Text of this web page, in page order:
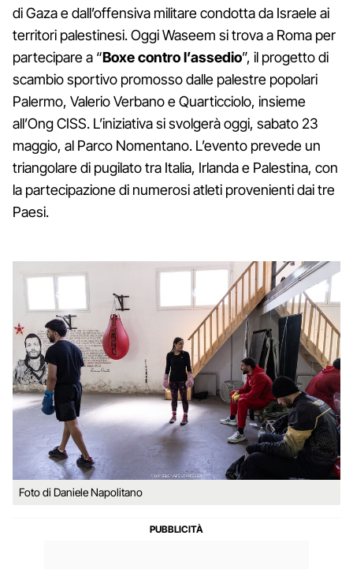
di Gaza e dall’offensiva militare condotta da Israele ai
territori palestinesi. Oggi Waseem si trova a Roma per
partecipare a “Boxe contro l’assedio”, il progetto di
scambio sportivo promosso dalle palestre popolari
Palermo, Valerio Verbano e Quarticciolo, insieme
all’Ong CISS. L’iniziativa si svolgerà oggi, sabato 23
maggio, al Parco Nomentano. L’evento prevede un
triangolare di pugilato tra Italia, Irlanda e Palestina, con
la partecipazione di numerosi atleti provenienti dai tre
Paesi.
Foto di Daniele Napolitano